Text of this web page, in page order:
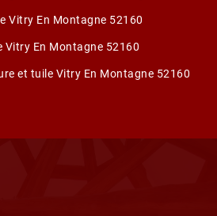
Vitry En Montagne 52160
Vitry En Montagne 52160
et tuile Vitry En Montagne 52160